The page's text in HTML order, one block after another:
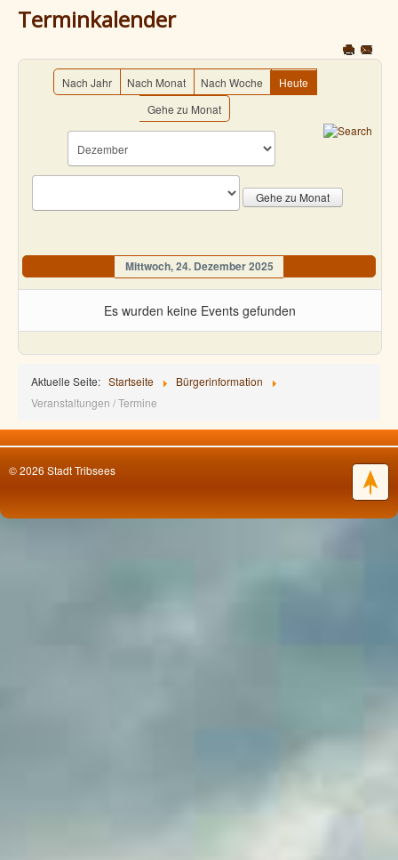
Terminkalender
Nach Jahr Nach Monat Nach Woche
Heute
Gehe zu Monat
Gehe zu Monat
Mittwoch, 24. Dezember 2025
Es wurden keine Events gefunden
Aktuelle Seite: Startseite
Bürgerinformation
Veranstaltungen / Termine
© 2026 Stadt Tribsees